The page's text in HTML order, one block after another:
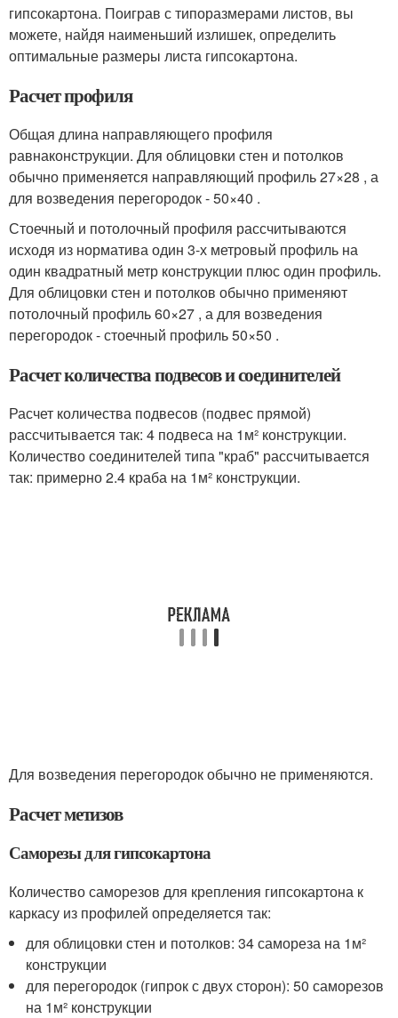
гипсокартона. Поиграв с типоразмерами листов, вы
можете, найдя наименьший излишек, определить
оптимальные размеры листа гипсокартона.
Расчет профиля
Общая длина направляющего профиля
равнаконструкции. Для облицовки стен и потолков
обычно применяется направляющий профиль 27×28 , а
для возведения перегородок - 50×40 .
Стоечный и потолочный профиля рассчитываются
исходя из норматива один 3-х метровый профиль на
один квадратный метр конструкции плюс один профиль.
Для облицовки стен и потолков обычно применяют
потолочный профиль 60×27 , а для возведения
перегородок - стоечный профиль 50×50 .
Расчет количества подвесов и соединителей
Расчет количества подвесов (подвес прямой)
рассчитывается так: 4 подвеса на 1м² конструкции.
Количество соединителей типа "краб" рассчитывается
так: примерно 2.4 краба на 1м² конструкции.
Для возведения перегородок обычно не применяются.
Расчет метизов
Саморезы для гипсокартона
Количество саморезов для крепления гипсокартона к
каркасу из профилей определяется так:
для облицовки стен и потолков: 34 самореза на 1м²
конструкции
для перегородок (гипрок с двух сторон): 50 саморезов
на 1м² конструкции